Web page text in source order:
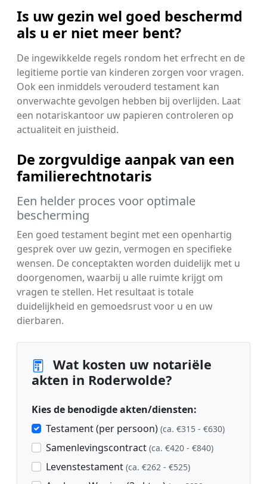
Is uw gezin wel goed beschermd
als u er niet meer bent?
De ingewikkelde regels rondom het erfrecht en de
legitieme portie van kinderen zorgen voor vragen.
Ook een inmiddels verouderd testament kan
onverwachte gevolgen hebben bij overlijden. Laat
een notariskantoor uw papieren controleren op
actualiteit en juistheid.
De zorgvuldige aanpak van een
familierechtnotaris
Een helder proces voor optimale
bescherming
Een goed testament begint met een openhartig
gesprek over uw gezin, vermogen en specifieke
wensen. De conceptakten worden duidelijk met u
doorgenomen, waarbij u alle ruimte krijgt om
vragen te stellen. Het resultaat is totale
duidelijkheid en gemoedsrust voor u en uw
dierbaren.
Wat kosten uw notariële
akten in Roderwolde?
Kies de benodigde akten/diensten:
Testament (per persoon) (ca. €315 - €630)
Samenlevingscontract (ca. €420 - €840)
Levenstestament (ca. €262 - €525)